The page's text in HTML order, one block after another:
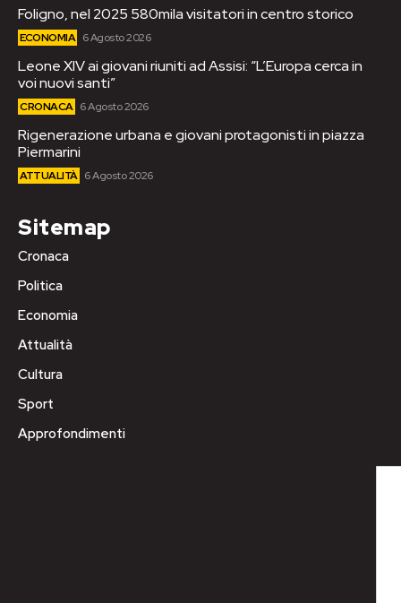
Foligno, nel 2025 580mila visitatori in centro storico
ECONOMIA 6 Agosto 2026
Leone XIV ai giovani riuniti ad Assisi: “L’Europa cerca in
voi nuovi santi”
CRONACA 6 Agosto 2026
Rigenerazione urbana e giovani protagonisti in piazza
Piermarini
ATTUALITÀ 6 Agosto 2026
Sitemap
Cronaca
Politica
Economia
Attualità
Cultura
Sport
Approfondimenti